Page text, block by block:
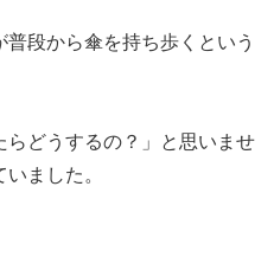
段から傘を持ち歩くという
らどうするの？」と思いませ
ました。